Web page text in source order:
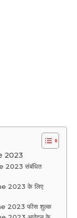
2023
2023 संबंधित
2023 के लिए
2023 फीस शुल्क